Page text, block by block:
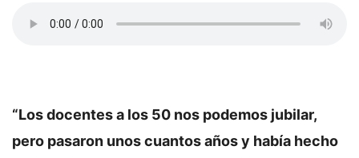
“Los docentes a los 50 nos podemos jubilar,
pero pasaron unos cuantos años y había hecho